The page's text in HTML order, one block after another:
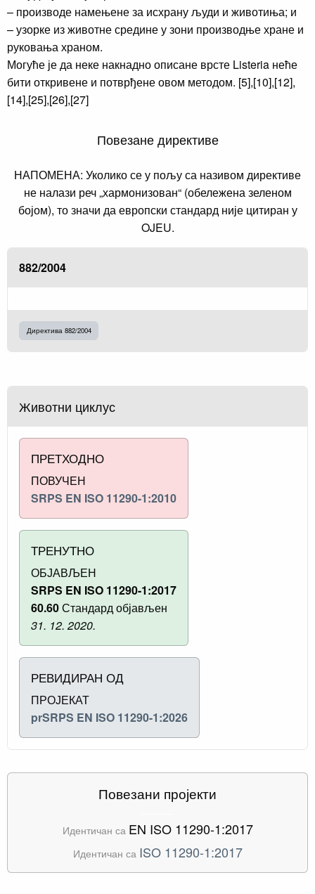
– производе намењене за исхрану људи и животиња; и
– узорке из животне средине у зони производње хране и
руковања храном.
Могуће је да неке накнадно описане врсте Listeria неће
бити откривене и потврђене овом методом. [5],[10],[12],
[14],[25],[26],[27]
Повезане директиве
НАПОМЕНА: Уколико се у пољу са називом директиве
не налази реч „хармонизован“ (обележена зеленом
бојом), то значи да европски стандард није цитиран у
OJEU.
882/2004
Директива 882/2004
Животни циклус
ПРЕТХОДНО
ПОВУЧЕН
SRPS EN ISO 11290-1:2010
ТРЕНУТНО
ОБЈАВЉЕН
SRPS EN ISO 11290-1:2017
60.60Стандард објављен
31. 12. 2020.
РЕВИДИРАН ОД
ПРОЈЕКАТ
prSRPS EN ISO 11290-1:2026
Повезани пројекти
Идентичан са EN ISO 11290-1:2017
Идентичан са ISO 11290-1:2017